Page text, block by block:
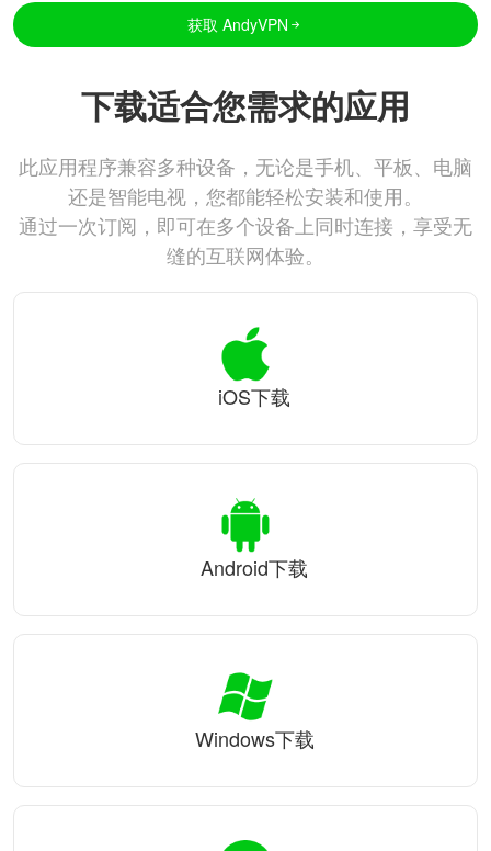
获取 AndyVPN
下载适合您需求的应用
此应用程序兼容多种设备，无论是手机、平板、电脑
还是智能电视，您都能轻松安装和使用。
通过一次订阅，即可在多个设备上同时连接，享受无
缝的互联网体验。
iOS下载
Android下载
Windows下载